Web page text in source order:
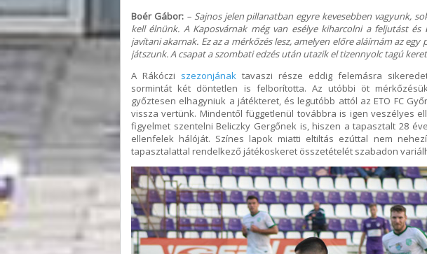
Boér Gábor: – Sajnos jelen pillanatban egyre kevesebben vagyunk,
kell élnünk. A Kaposvárnak még van esélye kiharcolni a feljutást
javítani akarnak. Ez az a mérkőzés lesz, amelyen előre aláírnám az
játszunk. A csapat a szombati edzés után utazik el tizennyolc tagú
A Rákóczi szezonjának tavaszi része eddig felemásra
sormintát két döntetlen is felborította. Az utóbbi öt
győztesen elhagyniuk a játékteret, és legutóbb attól az ETO FC
vissza vertünk. Mindentől függetlenül továbbra is igen veszélyes
figyelmet szentelni Beliczky Gergőnek is, hiszen a tapasztalt 28
ellenfelek hálóját. Színes lapok miatti eltiltás ezúttal nem
tapasztalattal rendelkező játékoskeret összetételét szabadon